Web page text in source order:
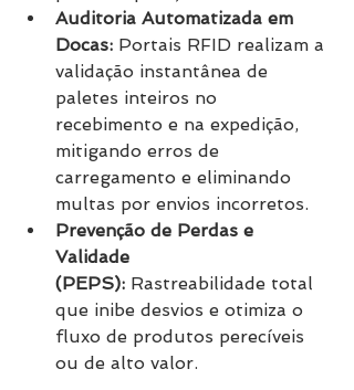
Auditoria Automatizada em
Docas: Portais RFID realizam a
validação instantânea de
paletes inteiros no
recebimento e na expedição,
mitigando erros de
carregamento e eliminando
multas por envios incorretos.
Prevenção de Perdas e
Validade
(PEPS): Rastreabilidade total
que inibe desvios e otimiza o
fluxo de produtos perecíveis
ou de alto valor.